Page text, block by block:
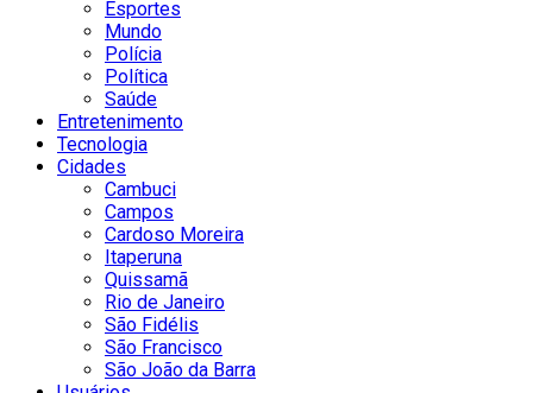
Esportes
Mundo
Polícia
Política
Saúde
Entretenimento
Tecnologia
Cidades
Cambuci
Campos
Cardoso Moreira
Itaperuna
Quissamã
Rio de Janeiro
São Fidélis
São Francisco
São João da Barra